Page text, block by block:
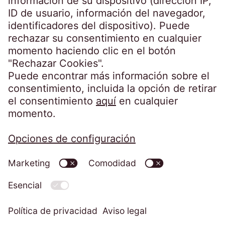
Germany
crossborder@eos-solutions.com